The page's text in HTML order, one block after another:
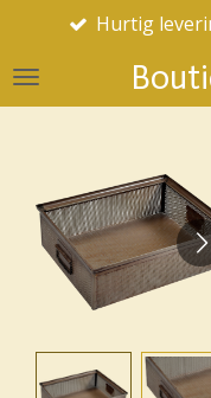
Spring
hovedindhold
Hurtig